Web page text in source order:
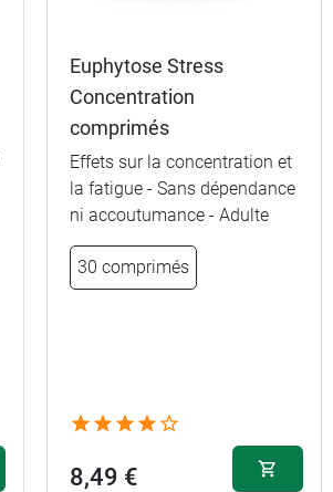
Euphytose Stress
Concentration
comprimés
Effets sur la concentration et
la fatigue - Sans dépendance
ni accoutumance - Adulte
30 comprimés
8,49 €